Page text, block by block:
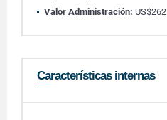
Valor Administración: US$262
Características internas